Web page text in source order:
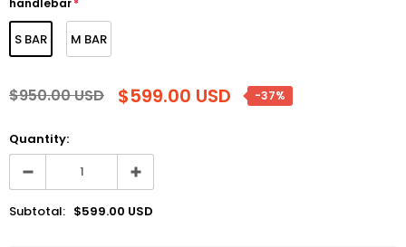
handlebar*
S BAR M BAR
$950.00 USD $599.00 USD -37%
Quantity:
Subtotal: $599.00 USD